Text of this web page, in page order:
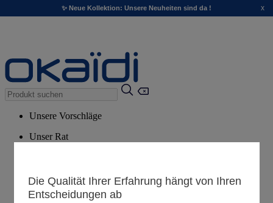
✨ Neue Kollektion: Unsere Neuheiten sind da ! x
Unsere Vorschläge
Unser Rat
Die Qualität Ihrer Erfahrung hängt von Ihren
Entscheidungen ab